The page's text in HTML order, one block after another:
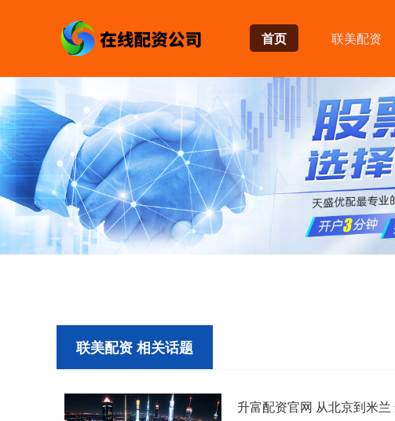
首页 联美配资
联美配资 相关话题
升富配资官网 从北京到米